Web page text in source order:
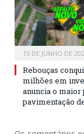
15 DE JUNHO DE
Rebouças
milhões em
anuncia o maior
pavimentação